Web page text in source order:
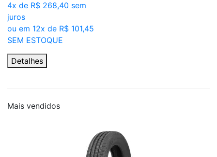
4x de R$ 268,40 sem
juros
ou em 12x de R$ 101,45
SEM ESTOQUE
Detalhes
Mais vendidos